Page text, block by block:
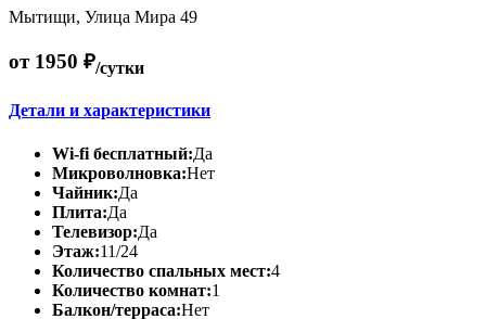
Мытищи, Улица Мира 49
от 1950 ₽/сутки
Детали и характеристики
Wi-fi бесплатный:Да
Микроволновка:Нет
Чайник:Да
Плита:Да
Телевизор:Да
Этаж:11/24
Количество спальных мест:4
Количество комнат:1
Балкон/терраса:Нет